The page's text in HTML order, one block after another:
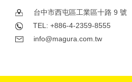
台中市西屯區工業區十路 9 號
TEL: +886-4-2359-8555
info@magura.com.tw